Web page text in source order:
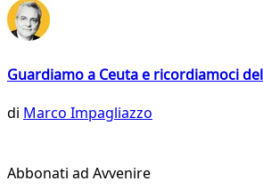
Guardiamo a Ceuta e ricordiamoci
di Marco Impagliazzo
Abbonati ad Avvenire